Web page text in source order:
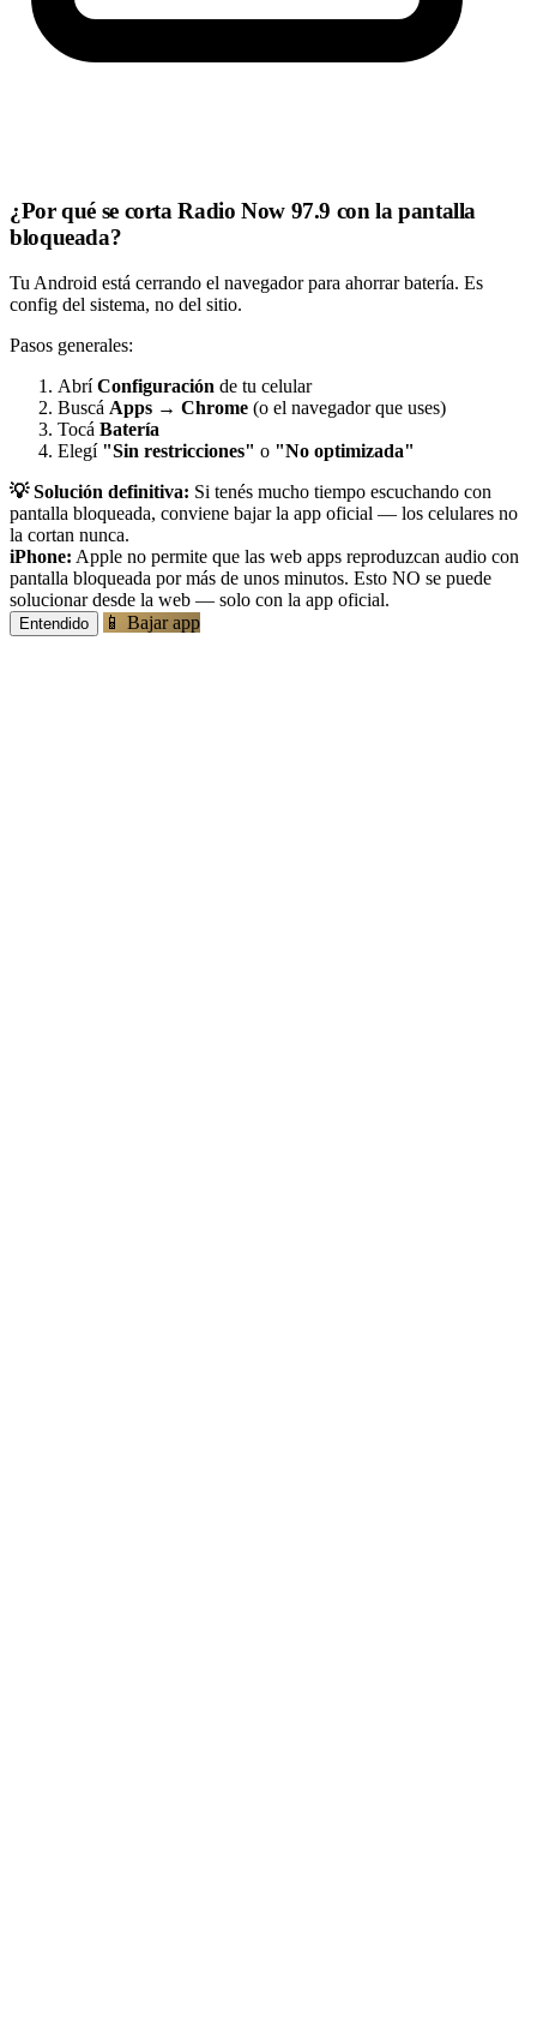
¿Por qué se corta Radio Now 97.9 con la pantalla
bloqueada?
Tu Android está cerrando el navegador para ahorrar batería. Es
config del sistema, no del sitio.
Pasos generales:
AbríConfiguración de tu celular
Buscá Apps → Chrome (o el navegador que uses)
Tocá Batería
Elegí "Sin restricciones" o "No optimizada"
💡 Solución definitiva: Si tenés mucho tiempo escuchando con
pantalla bloqueada, conviene bajar la app oficial — los celulares no
la cortan nunca.
iPhone: Apple no permite que las web apps reproduzcan audio con
pantalla bloqueada por más de unos minutos. Esto NO se puede
solucionar desde la web — solo con la app oficial.
Entendido 📱 Bajar app